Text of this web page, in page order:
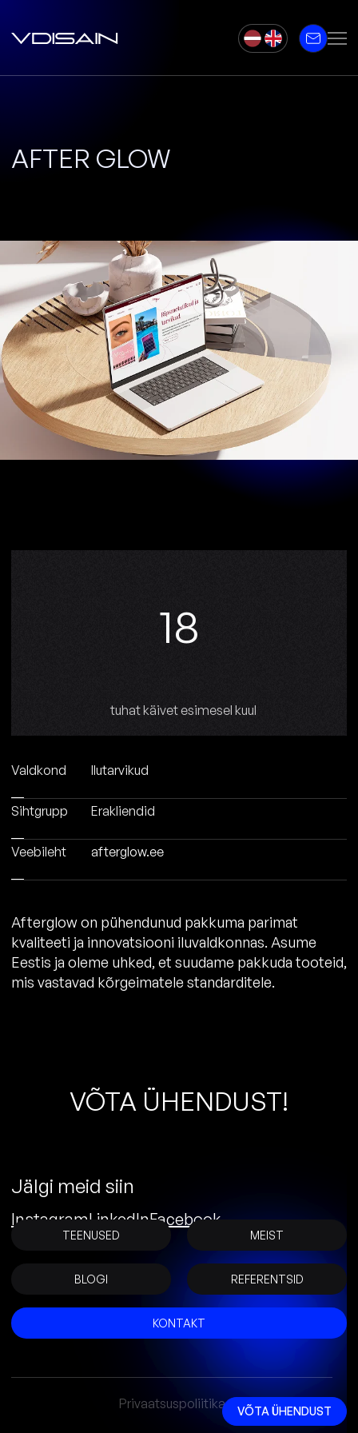
VÕTA ÜHENDUST
AFTER GLOW
19
tuhat käivet esimesel kuul
Valdkond Ilutarvikud
Sihtgrupp Erakliendid
Veebileht afterglow.ee
Afterglow on pühendunud pakkuma parimat
kvaliteeti ja innovatsiooni iluvaldkonnas. Asume
Eestis ja oleme uhked, et suudame pakkuda tooteid,
mis vastavad kõrgeimatele standarditele.
VÕTA ÜHENDUST!
Jälgi meid siin
InstagramLinkedInFacebook
TEENUSED MEIST
BLOGI REFERENTSID
KONTAKT
Privaatsuspoliitika